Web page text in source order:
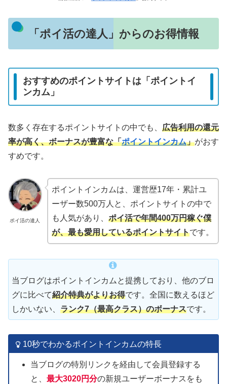
「ポイ活の達人」からのお得情報
おすすめのポイントサイトは「ポイントイ
ンカム」
数多く存在するポイントサイトの中でも、 広告利用の還元
率が高く、ボーナスが豊富な「ポイントインカム」がおす
すめです。
ポイ活の達人
ポイントインカムは、運営歴17年・累計ユ
ーザー数500万人と、ポイントサイトの中で
も人気があり、 ポイ活で年間400万円稼ぐ僕
が、最も愛用しているポイントサイトです。
当ブログはポイントインカムと提携しており、他のブロ
グに比べて紹介特典がよりお得です。全国に数えるほど
しかいない、 ランク7（最高クラス）のボーナスです。
10秒でわかるポイントインカムの特長
当ブログの特別リンクを経由して会員登録する
と、 最大3020円分の新規ユーザーボーナスをも